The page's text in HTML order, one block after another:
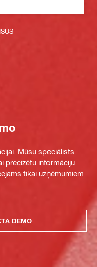
Mūsu speciālists
precizētu informāciju
tikai uzņēmumiem
DEMO